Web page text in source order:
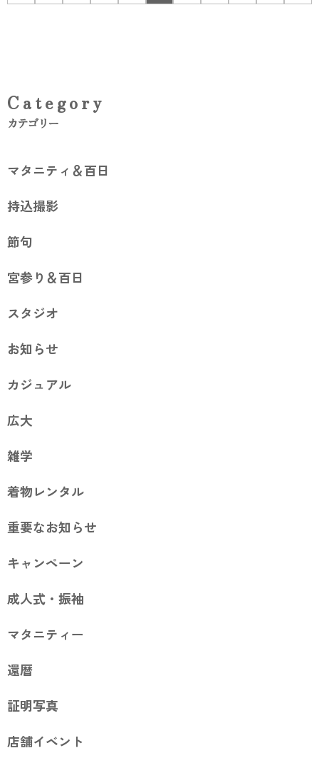
Category
カテゴリー
マタニティ＆百日
持込撮影
節句
宮参り＆百日
スタジオ
お知らせ
カジュアル
広大
雑学
着物レンタル
重要なお知らせ
キャンペーン
成人式・振袖
マタニティー
還暦
証明写真
店舗イベント